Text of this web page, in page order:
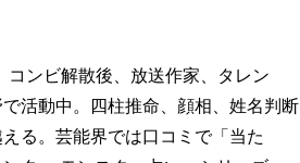
ンビ解散後、放送作家、タレン
活動中。四柱推命、顔相、姓名判断
る。芸能界では口コミで「当た